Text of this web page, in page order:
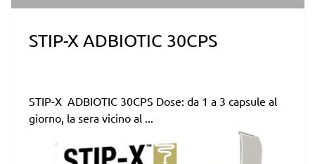
STIP-X ADBIOTIC 30CPS
STIP-X ADBIOTIC 30CPS Dose: da 1 a 3 capsule al
giorno, la sera vicino al ...